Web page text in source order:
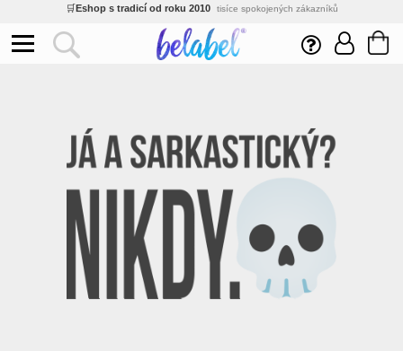
Ekologický a zdravotně nezávadný žádná čína, barvy s certifikáty
Inovativní výroba vlastní vývoj, nejnovější technologie
Rychlé dodání expedujeme do 24h
Eshop s tradicí od roku 2010 tisíce spokojených zákazníků